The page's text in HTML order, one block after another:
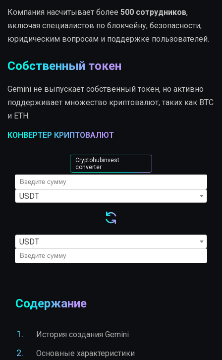
Компания насчитывает более 500 сотрудников,
включая специалистов по блокчейну, безопасности,
юридическим вопросам и поддержке пользователей.
Собственный токен
Gemini не выпускает собственный токен, но активно
поддерживает множество криптовалют, таких как BTC
и ETH.
КОНВЕРТЕР КРИПТОВАЛЮТ
USDT
USDT
Cryptohubinvest
converter
Содержание
История создания Gemini
Основные характеристики